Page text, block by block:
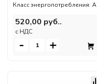
Класс энергопотребления: А
520,00 руб..
c НДС
- +